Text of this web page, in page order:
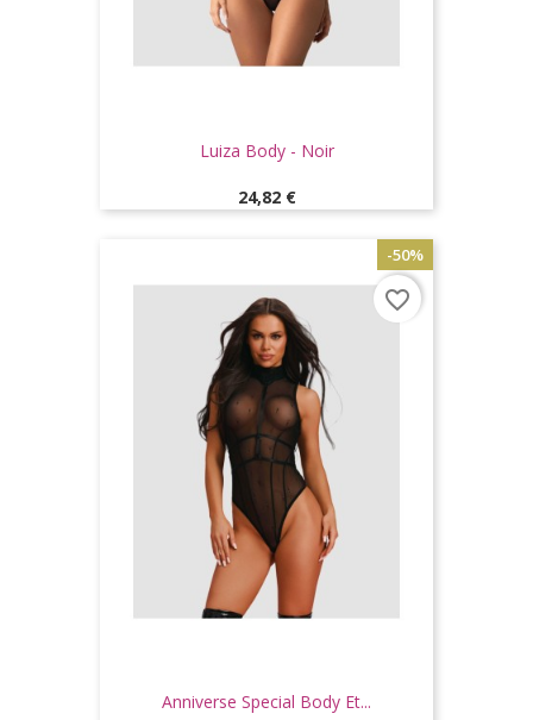
Luiza Body - Noir
Prix
24,82 €
-50%
Anniverse Special Body Et...
favorite_border